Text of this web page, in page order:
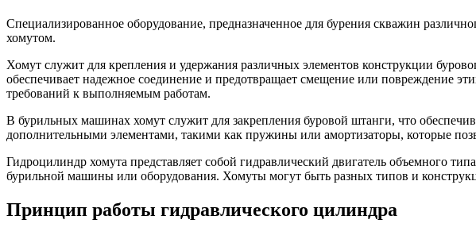
Специализированное оборудование, предназначенное для бурения скважин
хомутом.
Хомут служит для крепления и удержания различных элементов конструкции
обеспечивает надежное соединение и предотвращает смещение или повреждение
требований к выполняемым работам.
В бурильных машинах хомут служит для закрепления буровой штанги, что
дополнительными элементами, такими как пружины или амортизаторы, которые
Гидроцилиндр хомута представляет собой гидравлический двигатель объемного
бурильной машины или оборудования. Хомуты могут быть разных типов и
Принцип работы гидравлического цилиндра